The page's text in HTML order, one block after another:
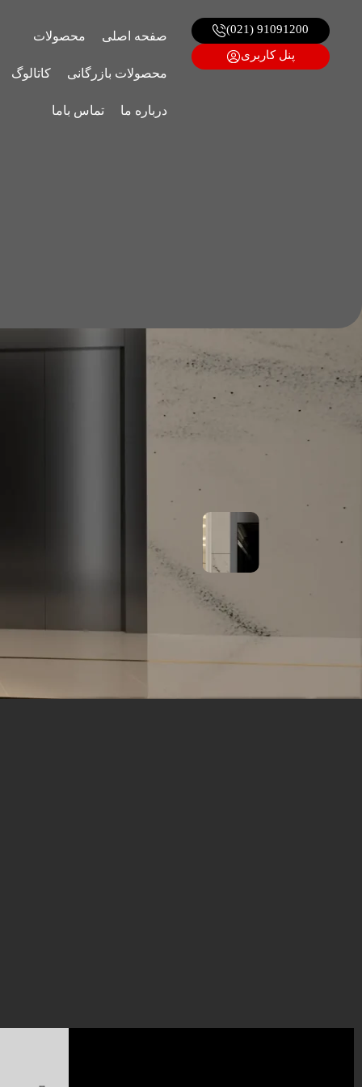
91091200 (021)
پنل کاربری
صفحه اصلی محصولات
محصولات بازرگانی کاتالوگ
درباره ما تماس باما